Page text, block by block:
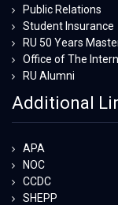
Public Relations
Student Insurance
RU 50 Years
Office of The
RU Alumni
Additional
APA
NOC
CCDC
SHEPP